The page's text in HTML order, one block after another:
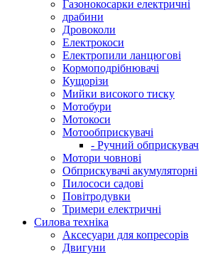
Газонокосарки електричні
драбини
Дровоколи
Електрокоси
Електропили ланцюгові
Кормоподрібнювачі
Кущорізи
Мийки високого тиску
Мотобури
Мотокоси
Мотообприскувачі
- Ручний обприскувач
Мотори човнові
Обприскувачі акумуляторні
Пилососи садові
Повітродувки
Тримери електричні
Силова техніка
Аксесуари для копресорів
Двигуни